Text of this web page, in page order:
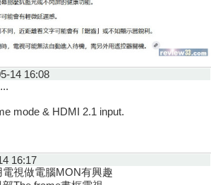
14 16:08
mode & HDMI 2.1 input.
16:17
視做電腦MON有興趣